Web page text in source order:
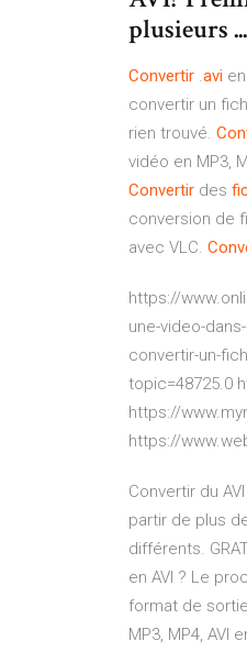
plusieurs ...
Convertir .avi
convertir un
rien trouvé.
vidéo en MP3,
Convertir des
conversion de
avec VLC.
https://
une-video-
convertir-un-
topic=48725.0
https://
https://
Convertir du
partir de plus
différents.
en AVI ? Le
format de
MP3, MP4, AVI